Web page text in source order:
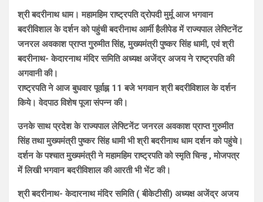
श्री बदरीनाथ धाम। महामहिम राष्ट्रपति द्रोपदी मुर्मू आज भगवान
बदरीविशाल के दर्शन को पहुंची बदरीनाथ आर्मी हैलीपेड में राज्यपाल लेफ्टिनेंट
जनरल अवकाश प्राप्त गुरुमीत सिंह, मुख्यमंत्री पुष्कर सिंह धामी, एवं श्री
बदरीनाथ- केदारनाथ मंदिर समिति अध्यक्ष अजेंद्र अजय ने राष्ट्रपति की
अगवानी की।
राष्ट्रपति ने आज बुधवार पूर्वाह्न 11 बजे भगवान श्री बदरीविशाल के दर्शन
किये। वेदपाठ विशेष पूजा संपन्न की।
उनके साथ प्रदेश के राज्यपाल लेफ्टिनेंट जनरल अवकाश प्राप्त गुरुमीत
सिंह तथा मुख्यमंत्री पुष्कर सिंह धामी भी श्री बदरीनाथ धाम दर्शन को पहुंचे।
दर्शन के पश्चात मुख्यमंत्री ने महामहिम राष्ट्रपति को स्मृति चिन्ह , मोजपत्र
में लिखी भगवान बदरीविशाल की आरती भी भेंट की।
श्री बदरीनाथ- केदारनाथ मंदिर समिति ( बीकेटीसी) अध्यक्ष अजेंद्र अजय